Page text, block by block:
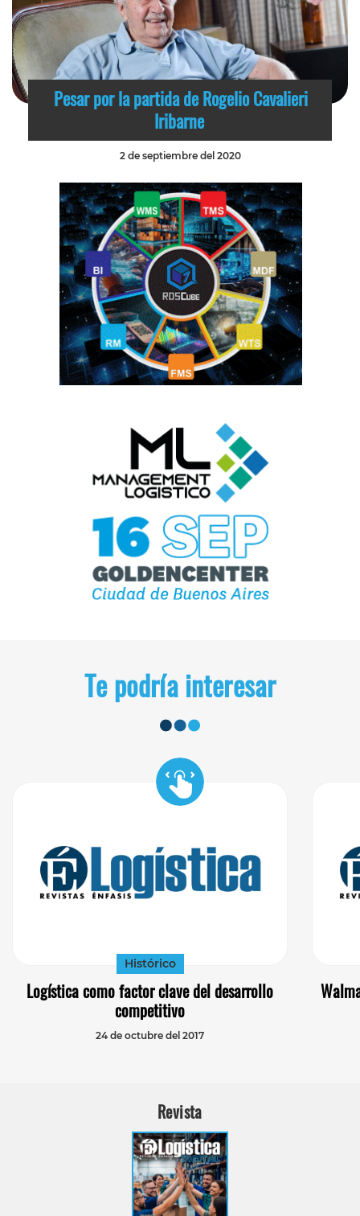
Pesar por la partida de Rogelio Cavalieri
Iribarne
2 de septiembre del 2020
Te podría interesar
Histórico
Logística como factor clave del desarrollo
competitivo
24 de octubre del 2017
Revista